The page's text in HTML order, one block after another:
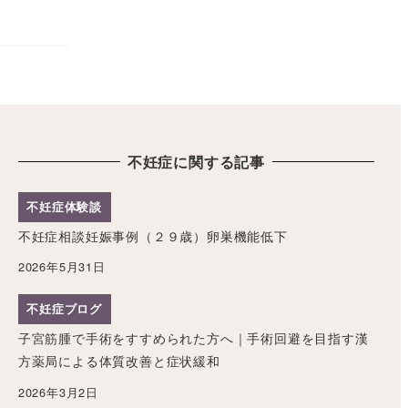
不妊症に関する記事
不妊症体験談
不妊症相談妊娠事例（２９歳）卵巣機能低下
2026年5月31日
不妊症ブログ
子宮筋腫で手術をすすめられた方へ｜手術回避を目指す漢
方薬局による体質改善と症状緩和
2026年3月2日